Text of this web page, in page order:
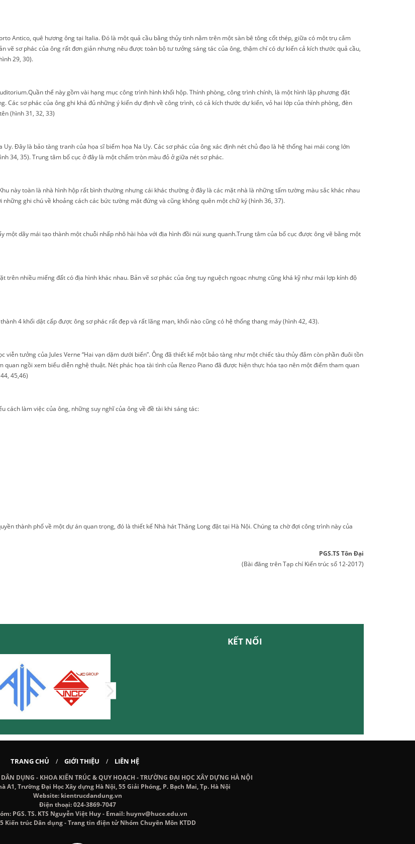
Antico, quê hương ông tại Italia. Đó là một quả cầu bằng thủy tinh nằm trên một sàn bê tông cốt thép, giữa có một trụ cắm
vẽ sơ phác của ông rất đơn giản nhưng nêu được toàn bộ tư tưởng sáng tác của ông, thậm chí có dự kiến cả kích thước quả cầu,
29, 30).
thể này gồm vài hạng mục công trình hình khối hộp. Thính phòng, công trình chính, là một hình lập phương đặt
Các sơ phác của ông ghi khá đủ những ý kiến dự định về công trình, có cả kích thước dự kiến, vỏ hai lớp của thính phòng, đèn
(hình 31, 32, 33)
Đây là bảo tàng tranh của họa sĩ biếm họa Na Uy. Các sơ phác của ông xác định nét chủ đạo là hệ thống hai mái cong lớn
34, 35). Trung tâm bố cục ở đây là một chấm tròn màu đỏ ở giữa nét sơ phác.
này toàn là nhà hình hộp rất bình thường nhưng cái khác thường ở đây là các mặt nhà là những tấm tường màu sắc khác nhau
ghi chú về khoảng cách các bức tường mặt đứng và cũng không quên một chữ ký (hình 36, 37).
một dãy mái tạo thành một chuỗi nhấp nhô hài hòa với địa hình đồi núi xung quanh.Trung tâm của bố cục được ông vẽ bằng một
trên nhiều miếng đất có địa hình khác nhau. Bản vẽ sơ phác của ông tuy nguệch ngoạc nhưng cũng khá kỹ như mái lợp kính độ
4 khối dật cấp được ông sơ phác rất đẹp và rất lãng mạn, khối nào cũng có hệ thống thang máy (hình 42, 43).
viễn tưởng của Jules Verne “Hai vạn dặm dưới biển”. Ông đã thiết kế một bảo tàng như một chiếc tàu thủy đắm còn phần đuôi tồn
ngồi xem biểu diễn nghệ thuật. Nét phác họa tài tình của Renzo Piano đã được hiện thực hóa tạo nên một điểm tham quan
45,46)
cách làm việc của ông, những suy nghĩ của ông về đề tài khi sáng tác:
thành phố về một dự án quan trọng, đó là thiết kế Nhà hát Thăng Long đặt tại Hà Nội. Chúng ta chờ đợi công trình này của
PGS.TS Tôn Đại
(Bài đăng trên Tạp chí Kiến trúc số 12-2017)
KẾT NỐI
TRANG CHỦ / GIỚI THIỆU / LIÊN HỆ
DỤNG - KHOA KIẾN TRÚC & QUY HOẠCH - TRƯỜNG ĐẠI HỌC XÂY DỰNG HÀ NỘI
A1, Trường Đại Học Xây dựng Hà Nội, 55 Giải Phóng, P. Bạch Mai, Tp. Hà Nội
Website: kientrucdandung.vn
Điện thoại: 024-3869-7047
PGS. TS. KTS Nguyễn Việt Huy - Email: huynv@huce.edu.vn
Kiến trúc Dân dụng - Trang tin điện tử Nhóm Chuyên Môn KTDD